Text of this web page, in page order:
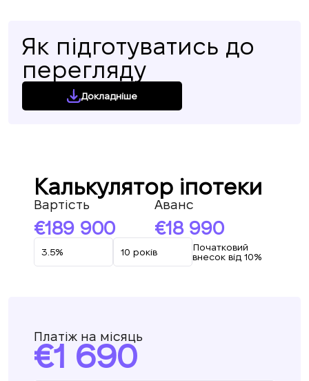
Як підготуватись до
перегляду
Докладніше
Калькулятор іпотеки
Вартість
189 900
Аванс
18 990
Початковий
внесок від 10%
Платіж на місяць
1 690